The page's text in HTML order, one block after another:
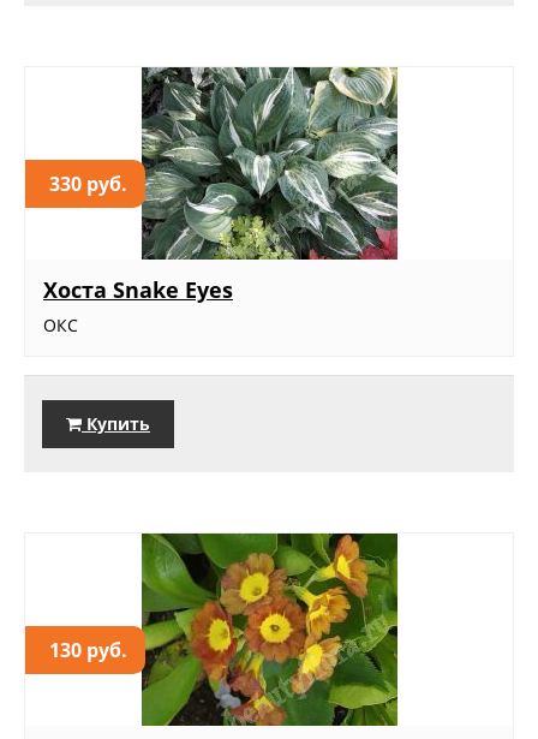
330 руб.
Хоста Snake Eyes
ОКС
Купить
130 руб.